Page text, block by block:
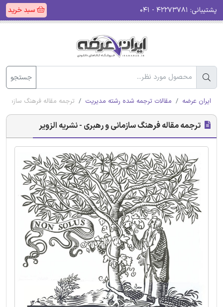
پشتیبانی: سبد خرید
جستجو
ایران عرضه مقالات ترجمه شده رشته مدیریت ترجمه مقاله فرهنگ
ترجمه مقاله فرهنگ سازمانی و رهبری - نشریه الزویر